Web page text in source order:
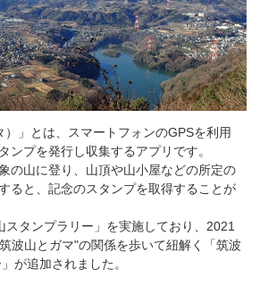
）」とは、スマートフォンのGPSを利用
ンプを発行し収集するアプリです。
の山に登り、山頂や山小屋などの所定の
ると、記念のスタンプを取得することが
スタンプラリー」を実施しており、2021
波山とガマ"の関係を歩いて紐解く「筑波
が追加されました。